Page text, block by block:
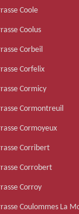
Coole
Coolus
Corbeil
Corfelix
Cormicy
Cormontreuil
Cormoyeux
Corribert
Corrobert
Corroy
Coulommes La